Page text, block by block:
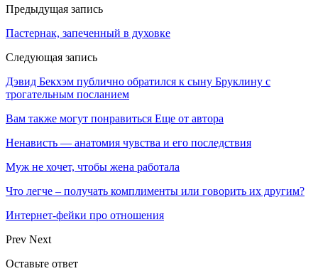
Предыдущая запись
Пастернак, запеченный в духовке
Следующая запись
Дэвид Бекхэм публично обратился к сыну Бруклину с
трогательным посланием
Вам также могут понравиться Еще от автора
Ненависть — анатомия чувства и его последствия
Муж не хочет, чтобы жена работала
Что легче – получать комплименты или говорить их другим?
Интернет-фейки про отношения
Prev Next
Оставьте ответ